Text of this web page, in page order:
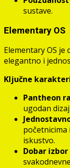
sustave.
Elementary OS
Elementary OS
elegantno i
Ključne
Pantheon
ugodan
iskustvo.
Dobar